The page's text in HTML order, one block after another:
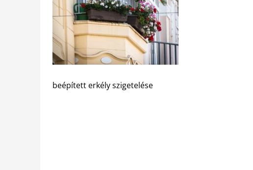
beépített erkély szigetelése